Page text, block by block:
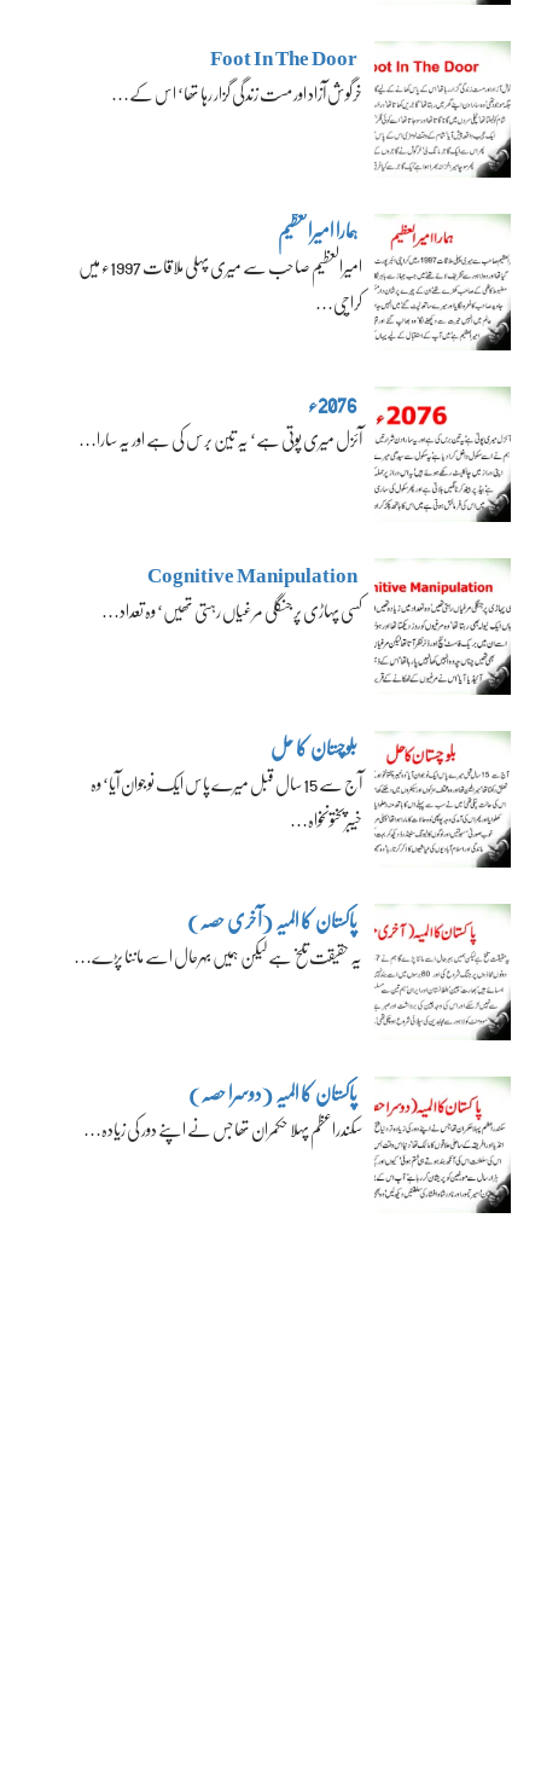
Foot In The Door
خرگوش آزاد اور مست زندگی گزار رہا تھا‘ اس کے…
ہمارا امیرالعظیم
امیرالعظیم صاحب سے میری پہلی ملاقات 1997ء میں
کراچی…
2076ء
آئزل میری پوتی ہے‘ یہ تین برس کی ہے اور یہ سارا…
Cognitive Manipulation
کسی پہاڑی پر جنگلی مرغیاں رہتی تھیں‘ وہ تعداد…
بلوچستان کا حل
آج سے 15 سال قبل میرے پاس ایک نوجوان آیا‘ وہ
خیبرپختونخواہ…
پاکستان کا المیہ (آخری حصہ)
یہ حقیقت تلخ ہے لیکن ہمیں بہرحال اسے ماننا پڑے…
پاکستان کا المیہ (دوسرا حصہ)
سکندراعظم پہلا حکمران تھا جس نے اپنے دور کی زیادہ…